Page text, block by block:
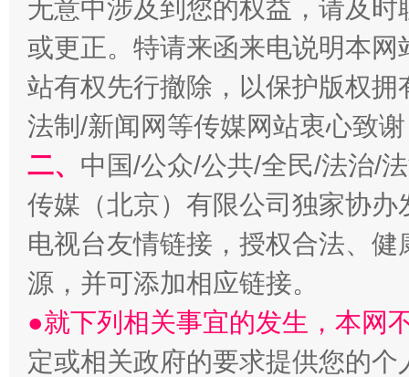
阿坝州三大球赛在茂县开幕 规模
国家大学科技园优化重塑工作
无意中涉及到您的权益，请及
或更正。特请来函来电说明本
站有权先行撤除，以保护版权
法制/新闻网等传媒网站衷心致
二、 中国/公众/公共/全民/法治/
传媒（北京）有限公司独家协
电视台友情链接，授权合法、
源，并可添加相应链接。
●就下列相关事宜的发生，本网
定或相关政府的要求提供您的个